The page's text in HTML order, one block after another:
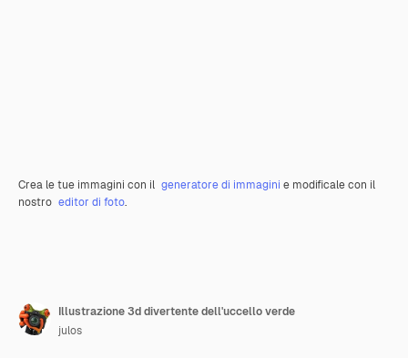
Crea le tue immagini con il generatore di immagini e modificale con il
nostro editor di foto.
Illustrazione 3d divertente dell'uccello verde
julos